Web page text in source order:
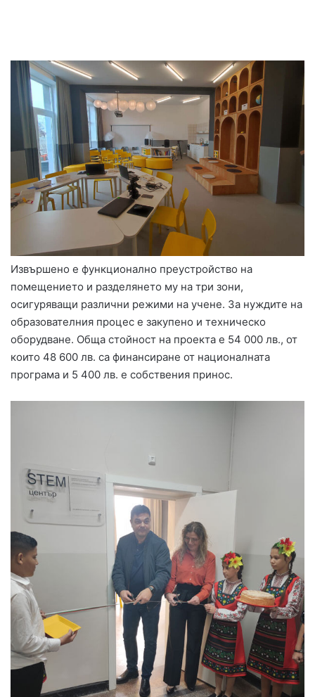
Извършено е функционално преустройство на
помещението и разделянето му на три зони,
осигуряващи различни режими на учене. За нуждите на
образователния процес е закупено и техническо
оборудване. Обща стойност на проекта е 54 000 лв., от
които 48 600 лв. са финансиране от националната
програма и 5 400 лв. е собствения принос.